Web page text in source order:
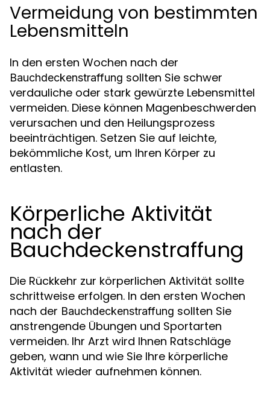
Vermeidung von bestimmten
Lebensmitteln
In den ersten Wochen nach der
Bauchdeckenstraffung sollten Sie schwer
verdauliche oder stark gewürzte Lebensmittel
vermeiden. Diese können Magenbeschwerden
verursachen und den Heilungsprozess
beeinträchtigen. Setzen Sie auf leichte,
bekömmliche Kost, um Ihren Körper zu
entlasten.
Körperliche Aktivität
nach der
Bauchdeckenstraffung
Die Rückkehr zur körperlichen Aktivität sollte
schrittweise erfolgen. In den ersten Wochen
nach der Bauchdeckenstraffung sollten Sie
anstrengende Übungen und Sportarten
vermeiden. Ihr Arzt wird Ihnen Ratschläge
geben, wann und wie Sie Ihre körperliche
Aktivität wieder aufnehmen können.